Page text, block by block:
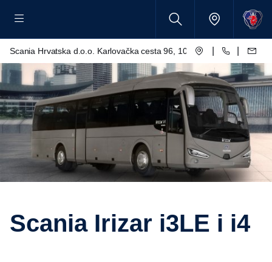
Scania Hrvatska d.o.o. Karlovačka cesta 96, 10250 Lučko
Scania Irizar i3LE i i4